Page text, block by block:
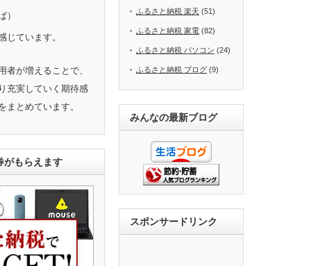
）
じています。
者が増えることで、
充実していく期待感
まとめています。
がもらえます
ふるさと納税 楽天 (51)
ふるさと納税 家電 (82)
ふるさと納税 パソコン (24)
ふるさと納税 ブログ (9)
みんなの最新ブログ
スポンサードリンク